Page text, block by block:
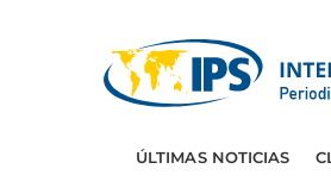
ÚLTIMAS NOTICIAS